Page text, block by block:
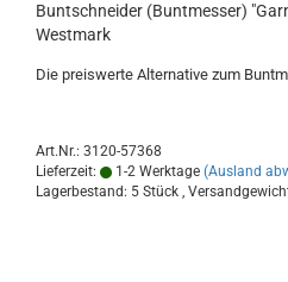
Buntschneider (Buntmesser)
Westmark
Die preiswerte Alternative zum
Art.Nr.: 3120-57368
Lieferzeit:
1-2 Werktage (Ausland
Lagerbestand: 5 Stück ,